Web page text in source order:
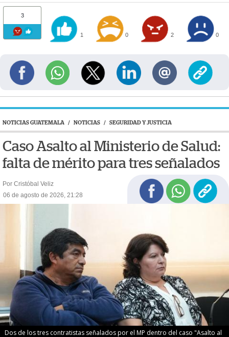
3
1 0 2 0
NOTICIAS GUATEMALA / NOTICIAS / SEGURIDAD Y JUSTICIA
Caso Asalto al Ministerio de Salud:
falta de mérito para tres señalados
Por Cristóbal Veliz
06 de agosto de 2026, 21:28
Dos de los tres contratistas señalados por el MP dentro del caso "Asalto al